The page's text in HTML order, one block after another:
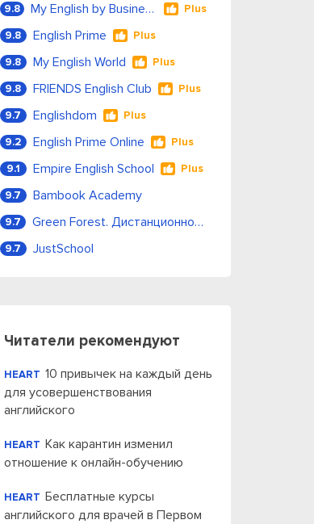
9.8 My English by Business Language Plus
9.8 English Prime Plus
9.8 My English World Plus
9.8 FRIENDS English Club Plus
9.7 Englishdom Plus
9.2 English Prime Online Plus
9.1 Empire English School Plus
9.7 Bambook Academy
9.7 Green Forest. Дистанционное обучение
9.7 JustSchool
Читатели рекомендуют
HEART 10 привычек на каждый день
для усовершенствования
английского
HEART Как карантин изменил
отношение к онлайн-обучению
HEART Бесплатные курсы
английского для врачей в Первом